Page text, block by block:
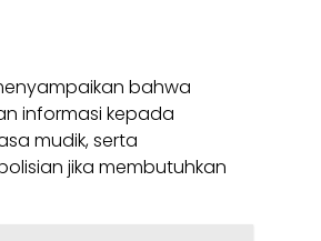
bahwa
informasi kepada
mudik, serta
jika membutuhkan